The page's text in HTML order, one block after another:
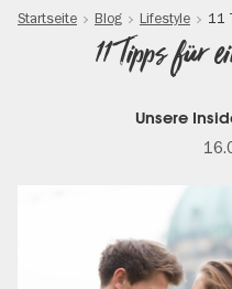
Startseite Blog Lifestyle 11
11 Tipps für
Unsere